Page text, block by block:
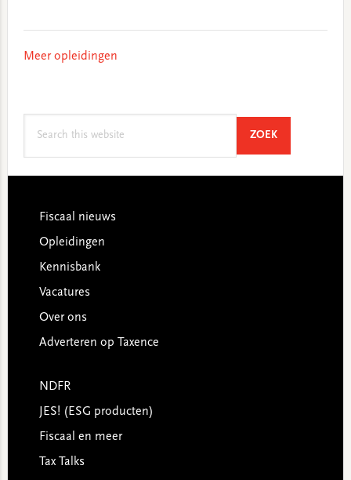
Meer opleidingen
ZOEKSEARCH
Footer
Fiscaal nieuws
Opleidingen
Kennisbank
Vacatures
Over ons
Adverteren op Taxence
NDFR
JES! (ESG producten)
Fiscaal en meer
Tax Talks